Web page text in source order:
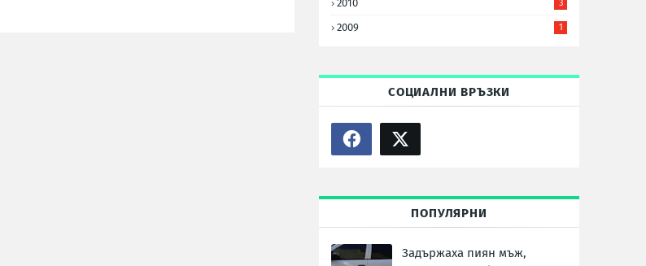
2010 3
2009 1
СОЦИАЛНИ ВРЪЗКИ
ПОПУЛЯРНИ
Задържаха пиян мъж,